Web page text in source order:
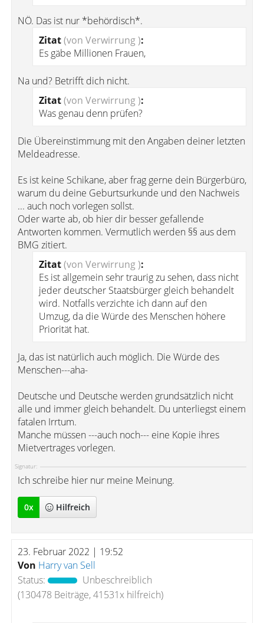
NÖ. Das ist nur *behördisch*.
Zitat(von Verwirrung ):
Es gäbe Millionen Frauen,
Na und? Betrifft dich nicht.
Zitat(von Verwirrung ):
Was genau denn prüfen?
Die Übereinstimmung mit den Angaben deiner letzten
Meldeadresse.
Es ist keine Schikane, aber frag gerne dein Bürgerbüro,
warum du deine Geburtsurkunde und den Nachweis
... auch noch vorlegen sollst.
Oder warte ab, ob hier dir besser gefallende
Antworten kommen. Vermutlich werden §§ aus dem
BMG zitiert.
Zitat(von Verwirrung ):
Es ist allgemein sehr traurig zu sehen, dass nicht
jeder deutscher Staatsbürger gleich behandelt
wird. Notfalls verzichte ich dann auf den
Umzug, da die Würde des Menschen höhere
Priorität hat.
Ja, das ist natürlich auch möglich. Die Würde des
Menschen---aha-
Deutsche und Deutsche werden grundsätzlich nicht
alle und immer gleich behandelt. Du unterliegst einem
fatalen Irrtum.
Manche müssen ---auch noch--- eine Kopie ihres
Mietvertrages vorlegen.
Signatur:
Ich schreibe hier nur meine Meinung.
0x Hilfreich
23. Februar 2022 | 19:52
Von Harry van Sell
Status:
Unbeschreiblich
(130478 Beiträge, 41531x hilfreich)